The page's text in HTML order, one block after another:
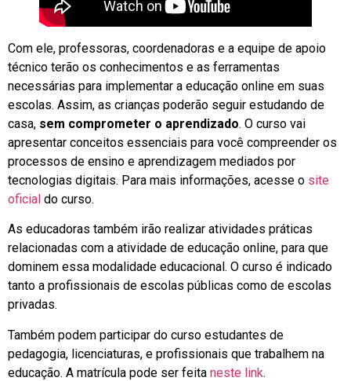
Com ele, professoras, coordenadoras e a equipe de apoio
técnico terão os conhecimentos e as ferramentas
necessárias para implementar a educação online em suas
escolas. Assim, as crianças poderão seguir estudando de
casa, sem comprometer o aprendizado. O curso vai
apresentar conceitos essenciais para você compreender os
processos de ensino e aprendizagem mediados por
tecnologias digitais. Para mais informações, acesse o site
oficial do curso.
As educadoras também irão realizar atividades práticas
relacionadas com a atividade de educação online, para que
dominem essa modalidade educacional. O curso é indicado
tanto a profissionais de escolas públicas como de escolas
privadas.
Também podem participar do curso estudantes de
pedagogia, licenciaturas, e profissionais que trabalhem na
educação. A matrícula pode ser feita neste link.